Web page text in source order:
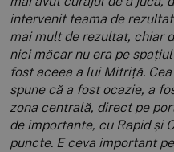
intervenit teama de
mai mult de rezultat, chiar
nici măcar nu era pe
fost aceea a lui Mitriță.
spune că a fost ocazie, a
zona centrală, direct pe
de importante, cu Rapid și
puncte. E ceva important